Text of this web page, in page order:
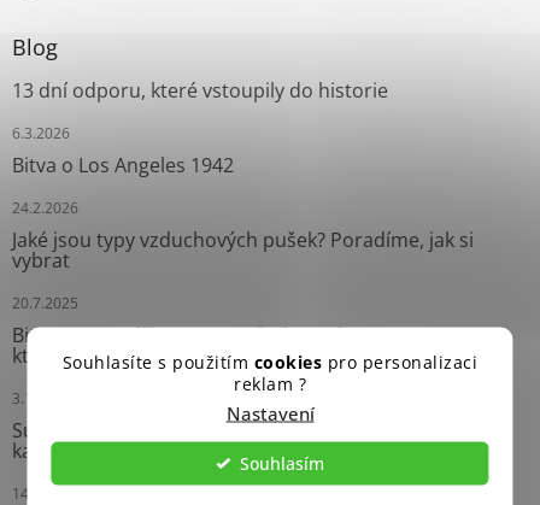
Souhlasíte s použitím cookies pro personalizaci
reklam ?
Nastavení
Souhlasím
Blog
13 dní odporu, které vstoupily do historie
6.3.2026
Bitva o Los Angeles 1942
24.2.2026
Jaké jsou typy vzduchových pušek? Poradíme, jak si
vybrat
20.7.2025
Bitva o Mogadišu (1993): „Black Hawk Down“ – Operace,
která změnila moderní válku
3.10.2024
Survival náramky: Neprávem opomíjení pomocníci
každého dobrodruha
14.9.2024